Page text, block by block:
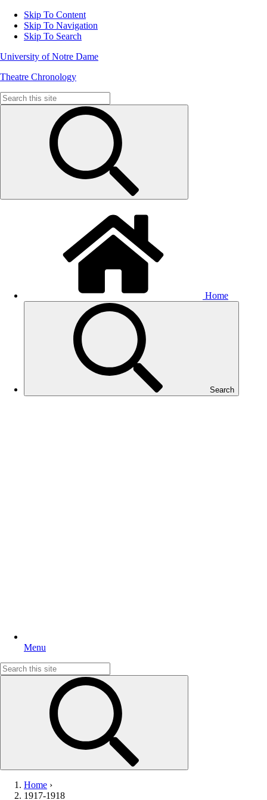
Skip To Content
Skip To Navigation
Skip To Search
University of Notre Dame
Theatre Chronology
Search
for:
Home
Search
Menu
Search
for:
Home ›
1917-1918